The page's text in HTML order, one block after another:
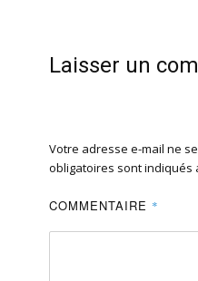
Laisser un
Votre adresse e-mail ne
obligatoires sont indiqués
COMMENTAIRE *